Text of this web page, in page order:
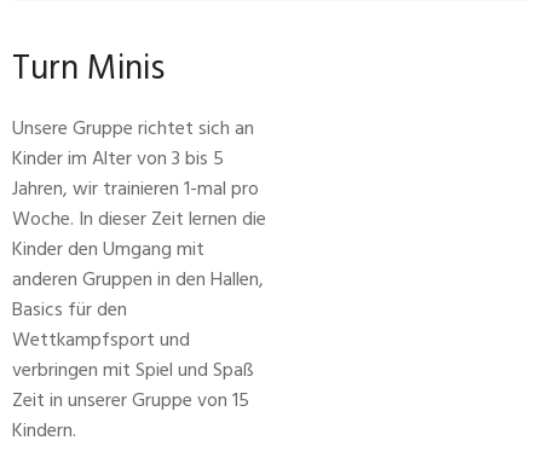
Turn Minis
Unsere Gruppe richtet sich an
Kinder im Alter von 3 bis 5
Jahren, wir trainieren 1-mal pro
Woche. In dieser Zeit lernen die
Kinder den Umgang mit
anderen Gruppen in den Hallen,
Basics für den
Wettkampfsport und
verbringen mit Spiel und Spaß
Zeit in unserer Gruppe von 15
Kindern.